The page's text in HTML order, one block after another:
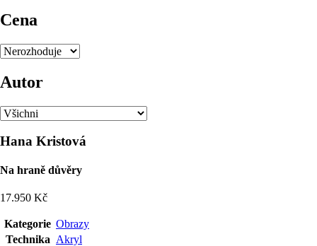
Cena
Autor
Hana Kristová
Na hraně důvěry
17.950 Kč
Kategorie Obrazy
Technika Akryl